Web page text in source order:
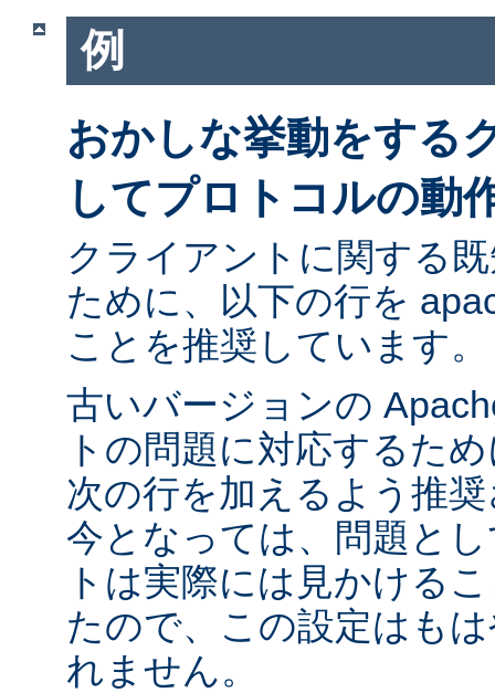
例
おかしな挙動をする
してプロトコルの動
クライアントに関する
ために、以下の行を
ことを推奨しています。
古いバージョンの
トの問題に対応するた
次の行を加えるよう推
今となっては、問題と
トは実際には見かける
たので、この設定はも
れません。